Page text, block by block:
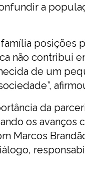
a
posições
não contribui
de um
da
os avanços
Marcos